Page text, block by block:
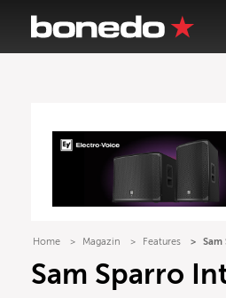
Home Magazin Features Sam
Sam Sparro